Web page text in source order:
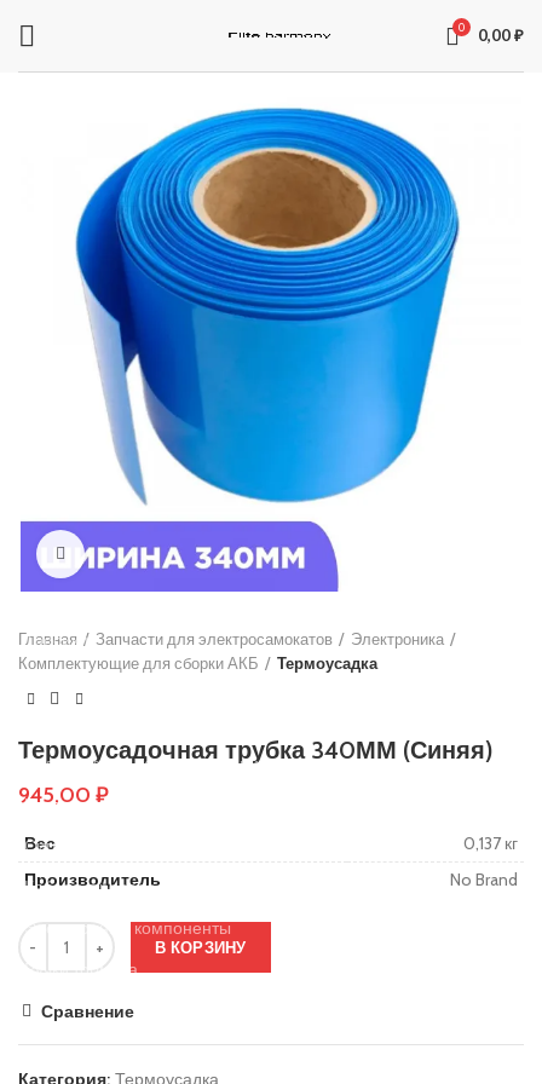
0 0,00₽
Нажмите, чтобы увеличить
Главная Запчасти для электросамокатов
Электроника
Комплектующие для сборки АКБ
Термоусадка
Термоусадочная трубка 340ММ (Синяя)
945,00 ₽
Вес
0,137 кг
Производитель
No Brand
В КОРЗИНУ
Сравнение
Категория: Термоусадка
ЗАПЧАСТИ ДЛЯ ЭЛЕКТРОСАМОКАТОВ
Суппорта
Аккумуляторы
Подножки
Зарядные устройства
Перекладины
Тормозная система и комплектующее
Моторы
Основы руля
Защиты деки
Тросики
Вольтметры и замки зажигания
Контроллеры
Сигнализация
Кабеля, провода и разъёмы
Электронные компоненты
Ручки тормоза
Резиновые заглушки
Тормозные диски